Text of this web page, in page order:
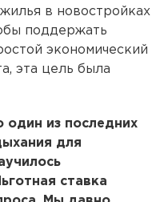
в новостройках
поддержать
экономический
эта цель была
из последних
для
ставка